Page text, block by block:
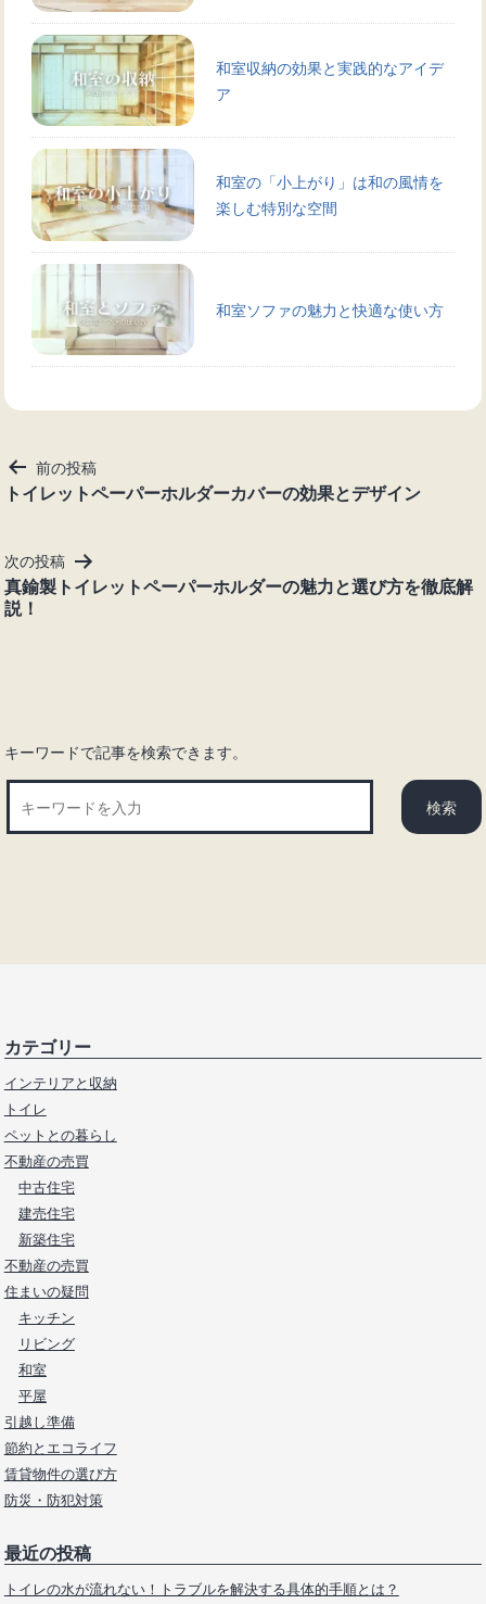
和室収納の効果と実践的なアイデ
ア
和室の「小上がり」は和の風情を
楽しむ特別な空間
和室ソファの魅力と快適な使い方
投
稿
ゲ
ー
シ
前の投稿
トイレットペーパーホルダーカバーの効果とデザイン
次の投稿
真鍮製トイレットペーパーホルダーの魅力と選び方を徹底解
説！
キーワードで記事を検索できます。
カテゴリー
インテリアと収納
トイレ
ペットとの暮らし
不動産の売買
中古住宅
建売住宅
新築住宅
不動産の売買
住まいの疑問
キッチン
リビング
和室
平屋
引越し準備
節約とエコライフ
賃貸物件の選び方
防災・防犯対策
最近の投稿
トイレの水が流れない！トラブルを解決する具体的手順とは？